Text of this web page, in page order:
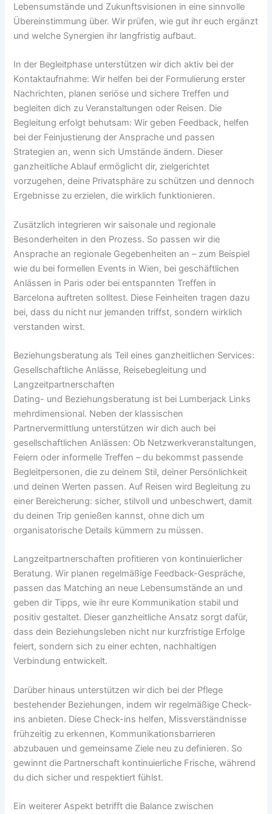
Lebensumstände und Zukunftsvisionen in eine sinnvolle
Übereinstimmung über. Wir prüfen, wie gut ihr euch ergänzt
und welche Synergien ihr langfristig aufbaut.
In der Begleitphase unterstützen wir dich aktiv bei der
Kontaktaufnahme: Wir helfen bei der Formulierung erster
Nachrichten, planen seriöse und sichere Treffen und
begleiten dich zu Veranstaltungen oder Reisen. Die
Begleitung erfolgt behutsam: Wir geben Feedback, helfen
bei der Feinjustierung der Ansprache und passen
Strategien an, wenn sich Umstände ändern. Dieser
ganzheitliche Ablauf ermöglicht dir, zielgerichtet
vorzugehen, deine Privatsphäre zu schützen und dennoch
Ergebnisse zu erzielen, die wirklich funktionieren.
Zusätzlich integrieren wir saisonale und regionale
Besonderheiten in den Prozess. So passen wir die
Ansprache an regionale Gegebenheiten an – zum Beispiel
wie du bei formellen Events in Wien, bei geschäftlichen
Anlässen in Paris oder bei entspannten Treffen in
Barcelona auftreten solltest. Diese Feinheiten tragen dazu
bei, dass du nicht nur jemanden triffst, sondern wirklich
verstanden wirst.
Beziehungsberatung als Teil eines ganzheitlichen Services:
Gesellschaftliche Anlässe, Reisebegleitung und
Langzeitpartnerschaften
Dating- und Beziehungsberatung ist bei Lumberjack Links
mehrdimensional. Neben der klassischen
Partnervermittlung unterstützen wir dich auch bei
gesellschaftlichen Anlässen: Ob Netzwerkveranstaltungen,
Feiern oder informelle Treffen – du bekommst passende
Begleitpersonen, die zu deinem Stil, deiner Persönlichkeit
und deinen Werten passen. Auf Reisen wird Begleitung zu
einer Bereicherung: sicher, stilvoll und unbeschwert, damit
du deinen Trip genießen kannst, ohne dich um
organisatorische Details kümmern zu müssen.
Langzeitpartnerschaften profitieren von kontinuierlicher
Beratung. Wir planen regelmäßige Feedback-Gespräche,
passen das Matching an neue Lebensumstände an und
geben dir Tipps, wie ihr eure Kommunikation stabil und
positiv gestaltet. Dieser ganzheitliche Ansatz sorgt dafür,
dass dein Beziehungsleben nicht nur kurzfristige Erfolge
feiert, sondern sich zu einer echten, nachhaltigen
Verbindung entwickelt.
Darüber hinaus unterstützen wir dich bei der Pflege
bestehender Beziehungen, indem wir regelmäßige Check-
ins anbieten. Diese Check-ins helfen, Missverständnisse
frühzeitig zu erkennen, Kommunikationsbarrieren
abzubauen und gemeinsame Ziele neu zu definieren. So
gewinnt die Partnerschaft kontinuierliche Frische, während
du dich sicher und respektiert fühlst.
Ein weiterer Aspekt betrifft die Balance zwischen